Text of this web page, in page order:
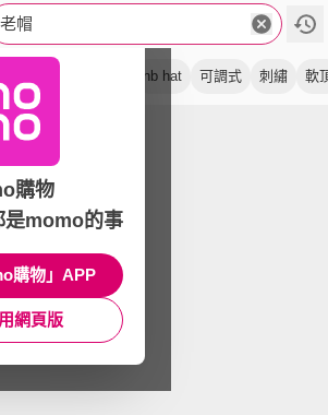
老帽
nb hat 可調式 刺繡 軟
購物
是momo的事
購物」APP
網頁版